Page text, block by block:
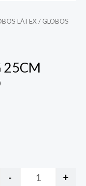
LÁTEX / GLOBOS
25CM
- +